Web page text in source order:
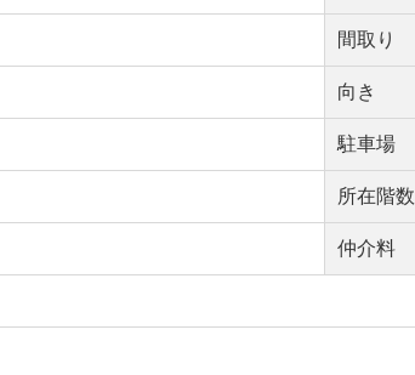
間取り
向き
駐車場
所在階数
仲介料